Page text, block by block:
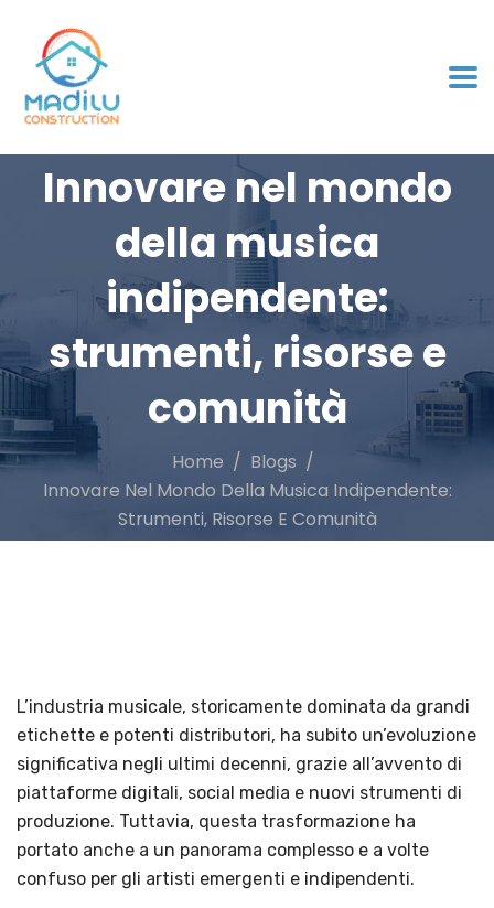
Innovare nel mondo
della musica
indipendente:
strumenti, risorse e
comunità
Home
Blogs
Innovare Nel Mondo Della Musica Indipendente:
Strumenti, Risorse E Comunità
L’industria musicale, storicamente dominata da grandi
etichette e potenti distributori, ha subito un’evoluzione
significativa negli ultimi decenni, grazie all’avvento di
piattaforme digitali, social media e nuovi strumenti di
produzione. Tuttavia, questa trasformazione ha
portato anche a un panorama complesso e a volte
confuso per gli artisti emergenti e indipendenti.